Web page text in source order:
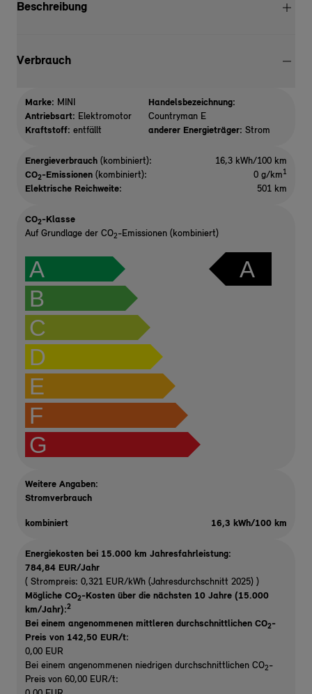
Beschreibung
Verbrauch
Marke: MINI
Antriebsart: Elektromotor
Kraftstoff: entfällt
Handelsbezeichnung:
Countryman E
anderer Energieträger: Strom
Energieverbrauch (kombiniert):
16,3 kWh/100 km
CO2-Emissionen (kombiniert): 0 g/km1
Elektrische Reichweite: 501 km
CO2-Klasse
Auf Grundlage der CO2-Emissionen (kombiniert)
A
B
C
D
E
F
G
A
Weitere Angaben:
Stromverbrauch
kombiniert 16,3 kWh/100 km
Energiekosten bei 15.000 km Jahresfahrleistung:
784,84 EUR/Jahr
( Strompreis: 0,321 EUR/kWh (Jahresdurchschnitt 2025) )
Mögliche CO2-Kosten über die nächsten 10 Jahre (15.000
km/Jahr):2
Bei einem angenommenen mittleren durchschnittlichen CO2-
Preis von 142,50 EUR/t:
0,00 EUR
Bei einem angenommenen niedrigen durchschnittlichen CO2-
Preis von 60,00 EUR/t: